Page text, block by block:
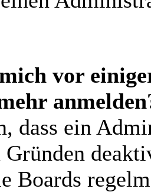
vor
dass ein
Gründen
Boards